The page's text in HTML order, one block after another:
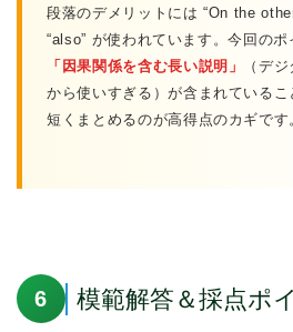
段落のデメリットには “On the
“also” が使われています。今回の
「因果関係を含む長い説明」
（デ
から使いすぎる）が含まれている
短くまとめるのが高得点のカギです
6 模範解答＆採点ポ